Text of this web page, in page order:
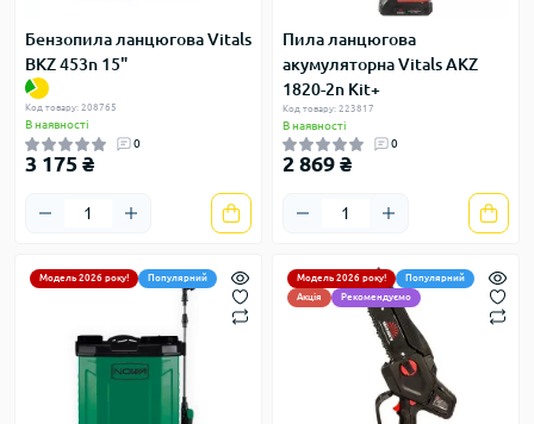
Бензопила ланцюгова Vitals
BKZ 453n 15"
Код товару: 208765
В наявності
0
3 175 ₴
Пила ланцюгова
акумуляторна Vitals AKZ
1820-2n Kit+
Код товару: 223817
В наявності
0
2 869 ₴
Модель 2026 року! Популярний Модель 2026 року!
Популярний
Акція
Рекомендуємо